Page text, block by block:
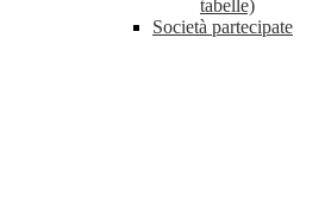
tabelle)
Società partecipate